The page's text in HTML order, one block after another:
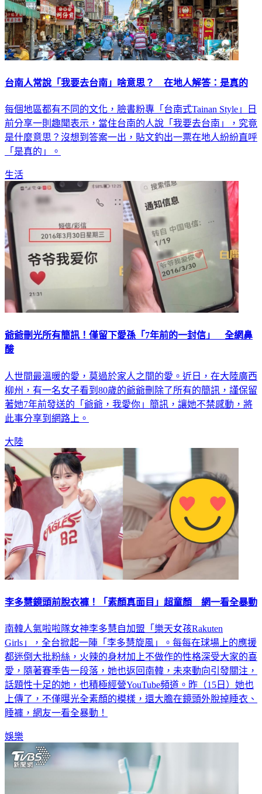
台南人常說「我要去台南」啥意思？ 在地人解答：是真的
每個地區都有不同的文化，臉書粉專「台南式Tainan Style」日
前分享一則趣聞表示，當住台南的人說「我要去台南」，究竟
是什麼意思？沒想到答案一出，貼文釣出一票在地人紛紛直呼
「是真的」。
生活
爺爺刪光所有簡訊！僅留下愛孫「7年前的一封信」 全網鼻
酸
人世間最溫暖的愛，莫過於家人之間的愛。近日，在大陸廣西
柳州，有一名女子看到80歲的爺爺刪除了所有的簡訊，謹保留
著她7年前發送的「爺爺，我愛你」簡訊，讓她不禁感動，將
此事分享到網路上。
大陸
李多慧鏡頭前脫衣褲！「素顏真面目」超童顏 網一看全暴動
南韓人氣啦啦隊女神李多慧自加盟「樂天女孩Rakuten
Girls」，全台掀起一陣「李多慧旋風」。每每在球場上的應援
都迷倒大批粉絲，火辣的身材加上不做作的性格深受大家的喜
愛，隨著賽季告一段落，她也返回南韓，未來動向引發關注，
話題性十足的她，也積極經營YouTube頻道。昨（15日）她也
上傳了，不僅曝光全素顏的模樣，還大膽在鏡頭外脫掉睡衣、
睡褲，網友一看全暴動！
娛樂